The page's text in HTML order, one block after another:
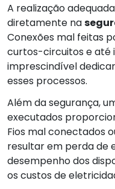
A realização
diretamente na
Conexões mal feitas
curtos-circuitos e até
imprescindível
esses processos.
Além da segurança,
executados
Fios mal conectados
resultar em perda de
desempenho dos
os custos de